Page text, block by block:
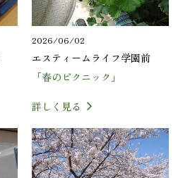
2026/06/02
エスティームライフ学園前
「春のピクニック」
詳しく見る